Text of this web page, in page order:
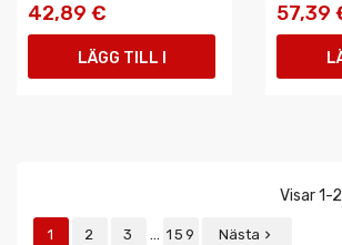
42,89 €
LÄGG TILL I
57,39
Visar 1-
1 2 3 … 159 Nästa 